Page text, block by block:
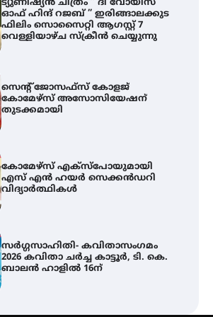
ട്യുണീഷ്യൻ ചിത്രം ” ദി വോയിസ്
ഓഫ് ഹിന്ദ് റജബ് ” ഇരിങ്ങാലക്കുട
ഫിലിം സൊസൈറ്റി ആഗസ്റ്റ് 7
വെള്ളിയാഴ്ച സ്‌ക്രീൻ ചെയ്യുന്നു
സെന്റ് ജോസഫ്സ് കോളജ്
കോമേഴ്‌സ് അസോസിയേഷന്
തുടക്കമായി
കോമേഴ്സ് എക്സ്പോയുമായി
എസ് എൻ ഹയർ സെക്കൻഡറി
വിദ്യാർത്ഥികൾ
സർഗ്ഗസാഹിതി- കവിതാസംഗമം
2026 കവിതാ ചർച്ച കാട്ടൂർ, ടി. കെ.
ബാലൻ ഹാളിൽ 16ന്